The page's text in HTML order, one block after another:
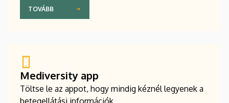
TOVÁBB
Mediversity app
Töltse le az appot, hogy mindig kéznél legyenek a